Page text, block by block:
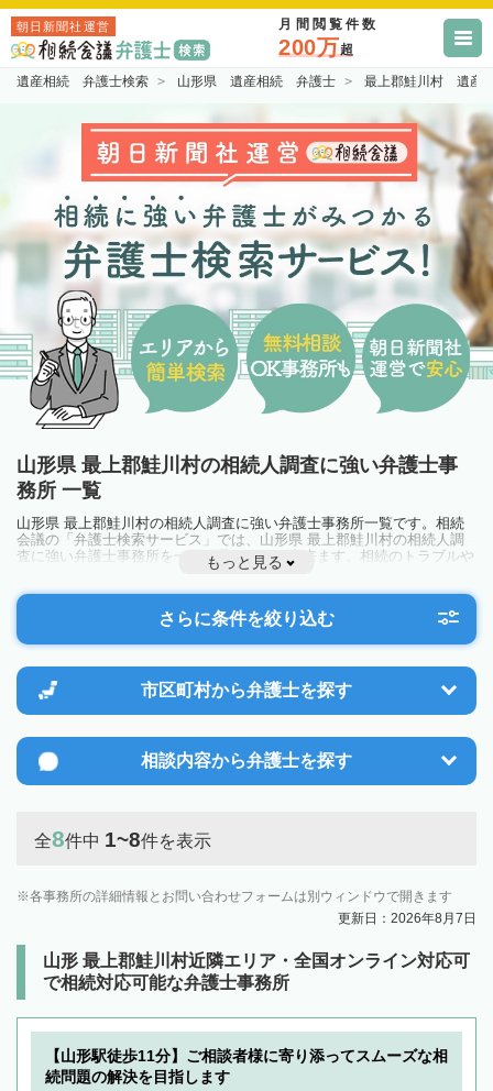
朝日新聞社運営 月間閲覧件数
200万超
遺産相続 弁護士検索 山形県 遺産相続 弁護士 最上郡鮭川村 遺産
山形県 最上郡鮭川村の相続人調査に強い弁護士事
務所 一覧
山形県 最上郡鮭川村の相続人調査に強い弁護士事務所一覧です。相続
会議の「弁護士検索サービス」では、山形県 最上郡鮭川村の相続人調
査に強い弁護士事務所を一覧で見ることが出来ます。相続のトラブルや
お悩みを抱えている方は一度近隣の弁護士に相談してみましょう。
もっと見る
さらに条件を絞り込む
市区町村から弁護士を探す
相談内容から弁護士を探す
全8件中 1~8件を表示
各事務所の詳細情報とお問い合わせフォームは別ウィンドウで開きます
更新日：2026年8月7日
山形 最上郡鮭川村近隣エリア・全国オンライン対応可
で相続対応可能な弁護士事務所
【山形駅徒歩11分】ご相談者様に寄り添ってスムーズな相
続問題の解決を目指します